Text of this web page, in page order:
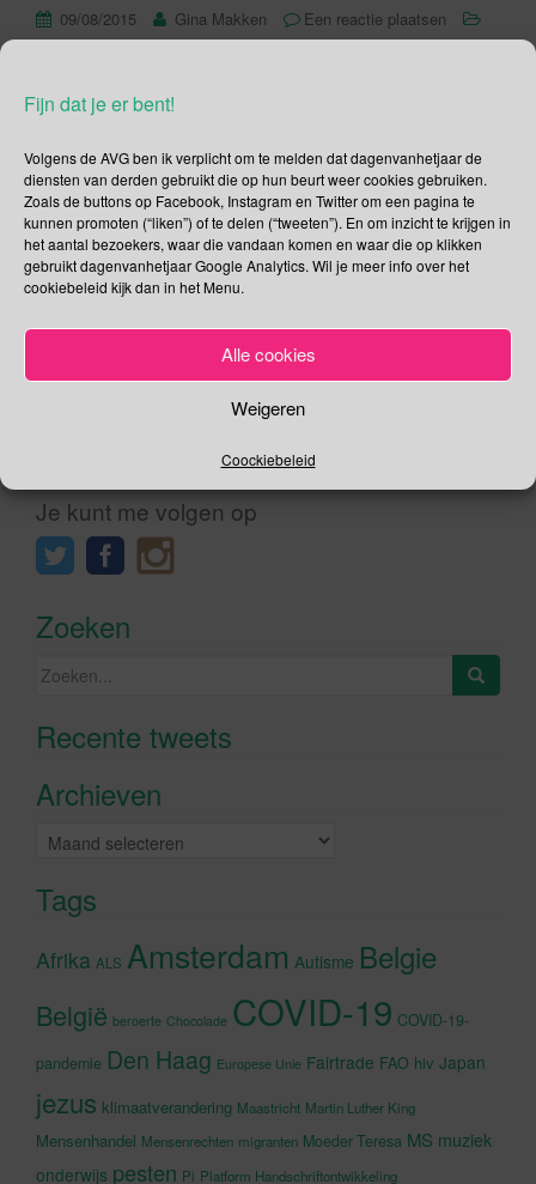
Fijn dat je er bent!
Volgens de AVG ben ik verplicht om te melden dat dagenvanhetjaar de
diensten van derden gebruikt die op hun beurt weer cookies gebruiken.
Zoals de buttons op Facebook, Instagram en Twitter om een pagina te
kunnen promoten (“liken”) of te delen (“tweeten”). En om inzicht te krijgen in
het aantal bezoekers, waar die vandaan komen en waar die op klikken
gebruikt dagenvanhetjaar Google Analytics. Wil je meer info over het
cookiebeleid kijk dan in het Menu.
Alle cookies
Weigeren
Coockiebeleid
09/08/2015 Gina Makken
Een reactie plaatsen
Augustus
De bekendste inheemse volkeren zijn de Aboriginals in
in Australië, elk met hun eigen taal. De Maya’s in Guatemala,
Mexico en Belize; het woord Maya’s is een overkoepelende
term voor de 29 inheemse volkeren die in dat gebied leven.
De Inuit, zo noemen Eskimo’s van Groenland en Canada […]
Je kunt me volgen op
Zoeken
Zoeken
Recente tweetsKlik om marketing cookies te
Archieven
Archieven
Tags
Afrika ALS Amsterdam Autisme Belgie
België beroerte Chocolade COVID-19 COVID-19-
pandemie Den Haag Europese Unie Fairtrade FAO hiv Japan
jezus klimaatverandering Maastricht Martin Luther King
Mensenhandel Mensenrechten migranten Moeder Teresa MS muziek
onderwijs pesten Pi Platform Handschriftontwikkeling